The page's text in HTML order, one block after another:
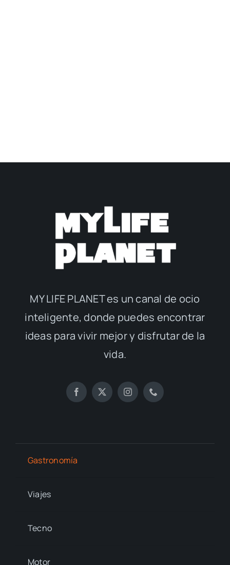
MY LIFE PLANET es un canal de ocio
inteligente, donde puedes encontrar
ideas para vivir mejor y disfrutar de la
vida.
Gastronomía
Viajes
Tecno
Motor